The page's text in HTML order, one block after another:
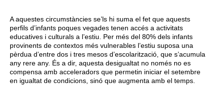
A aquestes circumstàncies se’ls hi suma el fet que aquests
perfils d’infants poques vegades tenen accés a activitats
educatives i culturals a l’estiu. Per més del 80% dels infants
provinents de contextos més vulnerables l’estiu suposa una
pèrdua d’entre dos i tres mesos d’escolarització, que s’acumula
any rere any. És a dir, aquesta desigualtat no només no es
compensa amb acceleradors que permetin iniciar el setembre
en igualtat de condicions, sinó que augmenta amb el temps.